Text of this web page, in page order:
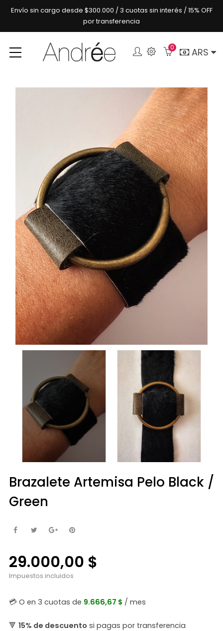
Envío sin cargo desde $300.000 / 3 cuotas sin interés / 15% OFF
por transferencia
Buscar 0 ARS
Brazalete Artemisa Pelo Black /
Green
29.000,00 $
Impuestos incluidos
💳 O en 3 cuotas de 9.666,67 $ / mes
🔻 15% de descuento si pagas por transferencia